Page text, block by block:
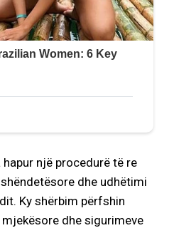
një procedurë të re
dhe udhëtimi
Ky shërbim përfshin
dhe sigurimeve